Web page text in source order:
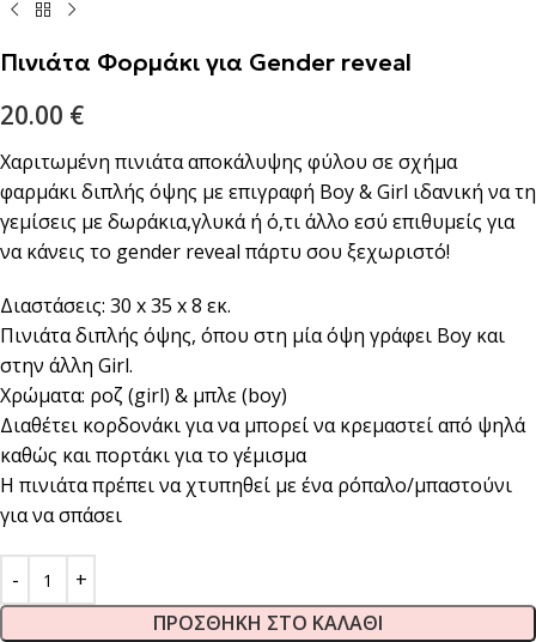
Πινιάτα Φορμάκι για Gender reveal
20.00 €
Χαριτωμένη πινιάτα αποκάλυψης φύλου σε σχήμα
φαρμάκι διπλής όψης με επιγραφή Boy & Girl ιδανική να τη
γεμίσεις με δωράκια,γλυκά ή ό,τι άλλο εσύ επιθυμείς για
να κάνεις το gender reveal πάρτυ σου ξεχωριστό!
Διαστάσεις: 30 x 35 x 8 εκ.
Πινιάτα διπλής όψης, όπου στη μία όψη γράφει Boy και
στην άλλη Girl.
Χρώματα: ροζ (girl) & μπλε (boy)
Διαθέτει κορδονάκι για να μπορεί να κρεμαστεί από ψηλά
καθώς και πορτάκι για το γέμισμα
Η πινιάτα πρέπει να χτυπηθεί με ένα ρόπαλο/μπαστούνι
για να σπάσει
ΠΡΟΣΘΉΚΗ ΣΤΟ ΚΑΛΆΘΙ